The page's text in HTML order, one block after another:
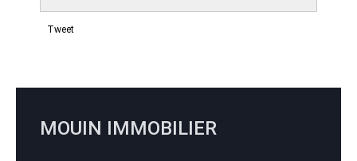
Tweet
MOUIN IMMOBILIER